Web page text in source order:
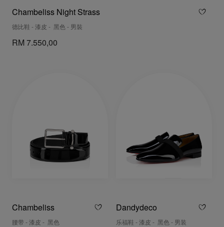
Chambeliss Night Strass
德比鞋 - 漆皮 - 黑色 - 男裝
RM 7.550,00
Chambeliss
腰带 - 漆皮 - 黑色
Dandydeco
乐福鞋 - 漆皮 - 黑色 - 男装